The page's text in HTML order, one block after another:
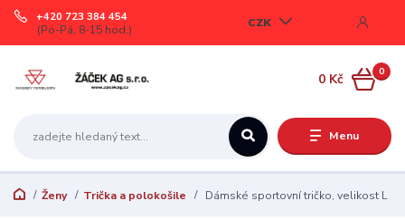
Menu
CZK
+420 723 384 454
(Po-Pá, 8-15 hod.)
0
0 Kč
Ženy Trička a polokošile Dámské sportovní tričko, velikost L